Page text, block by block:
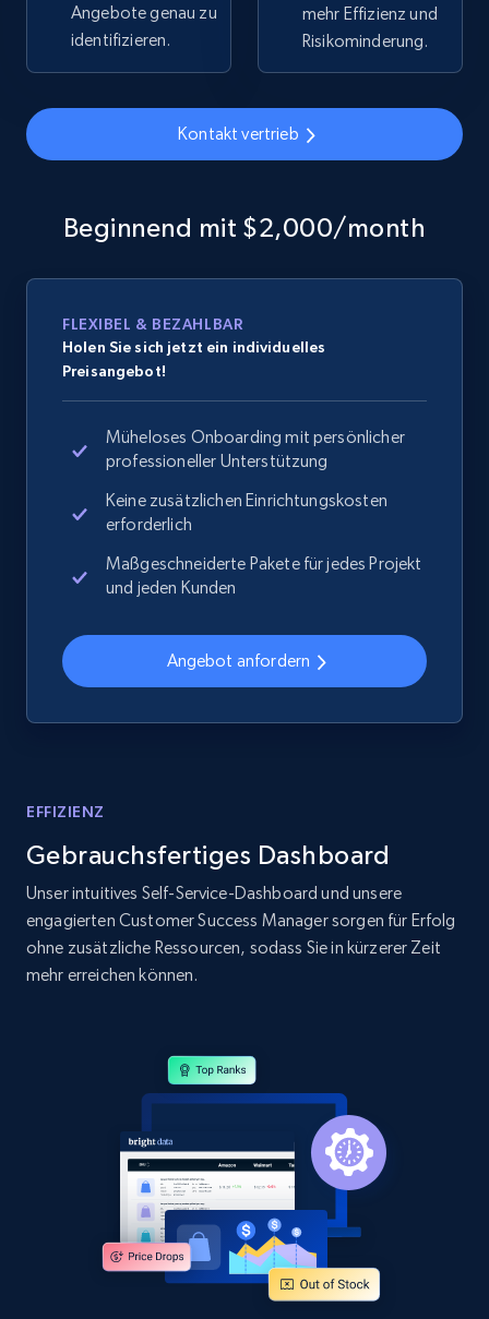
Angebote genau zu
identifizieren.
mehr Effizienz und
Risikominderung.
Kontakt vertrieb
Beginnend mit $2,000/month
FLEXIBEL & BEZAHLBAR
Holen Sie sich jetzt ein individuelles
Preisangebot!
Müheloses Onboarding mit persönlicher
professioneller Unterstützung
Keine zusätzlichen Einrichtungskosten
erforderlich
Maßgeschneiderte Pakete für jedes Projekt
und jeden Kunden
Angebot anfordern
EFFIZIENZ
Gebrauchsfertiges Dashboard
Unser intuitives Self-Service-Dashboard und unsere
engagierten Customer Success Manager sorgen für Erfolg
ohne zusätzliche Ressourcen, sodass Sie in kürzerer Zeit
mehr erreichen können.